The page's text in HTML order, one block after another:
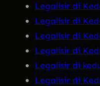
Legalisir di
Legalisir di
Legalisir di
Legalisir di
Legalisir di
Legalisir di